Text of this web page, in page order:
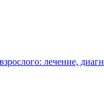
лечение,